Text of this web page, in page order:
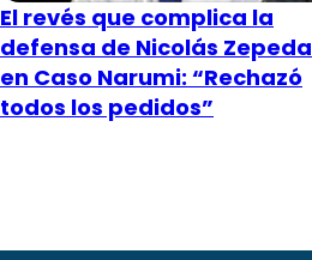
El revés que complica la
defensa de Nicolás Zepeda
en Caso Narumi: “Rechazó
todos los pedidos”